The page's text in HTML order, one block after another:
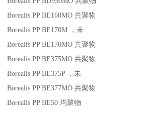
Borealis PP BE160MO 共聚物
Borealis PP BE170M
，未
Borealis PP BE170MO 共聚物
Borealis PP BE375MO 共聚物
Borealis PP BE375P
，未
Borealis PP BE377MO 共聚物
Borealis PP BE50 均聚物